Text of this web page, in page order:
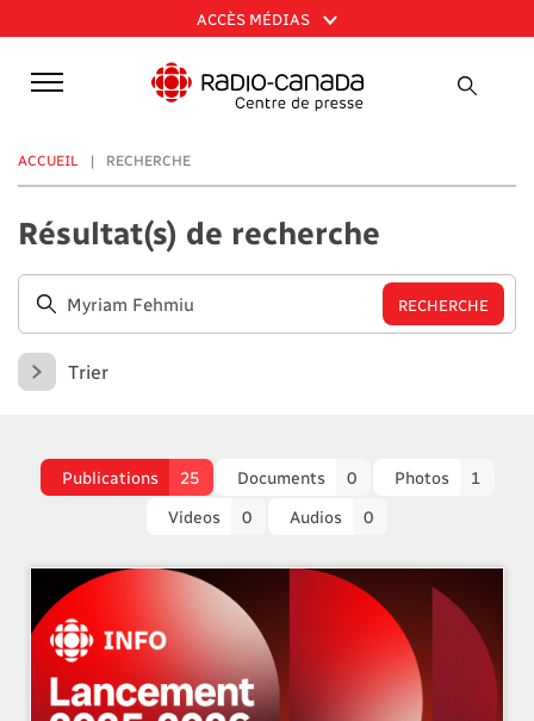
au
contenu
principal
ACCÈS MÉDIAS
ACCUEIL RECHERCHE
Résultat(s) de recherche
Trier
Publications 25 Documents 0 Photos
1
Videos
0 Audios 0